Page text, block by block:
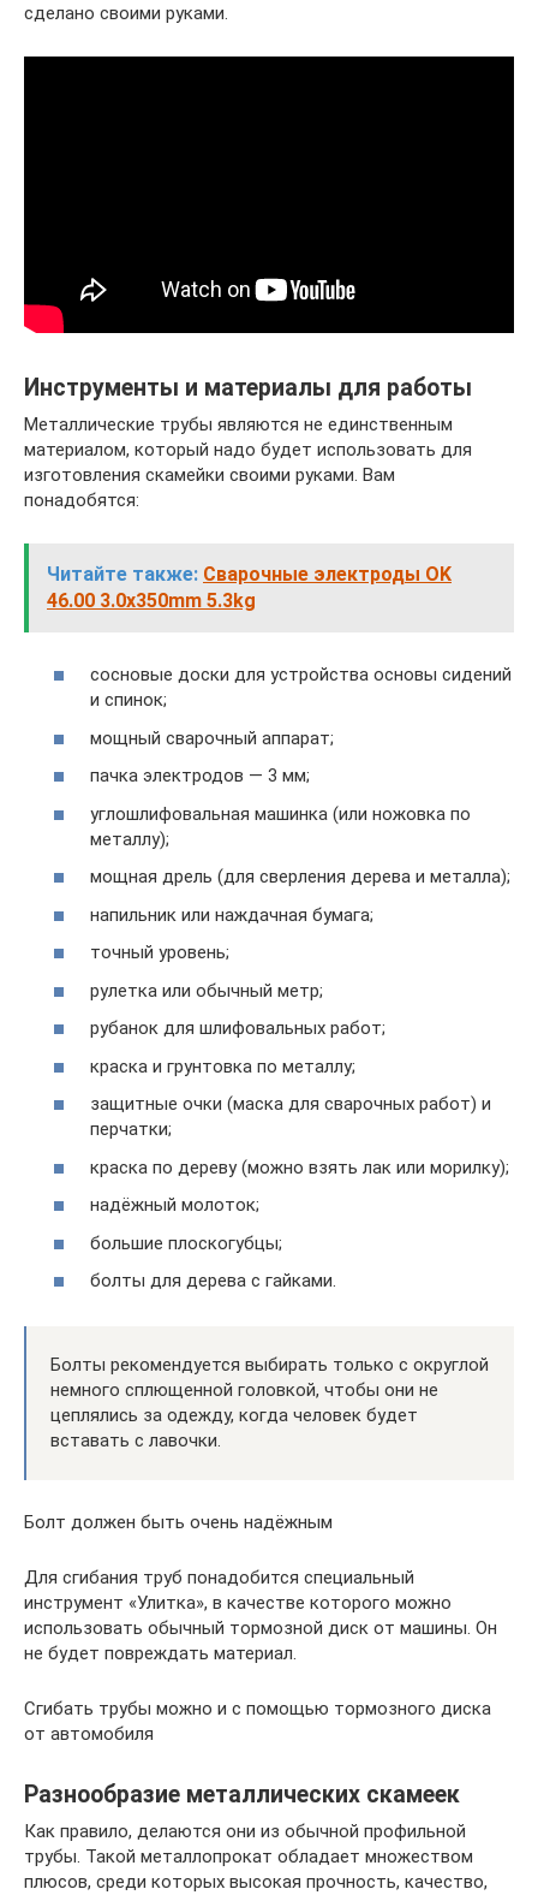
сделано своими руками.
Инструменты и материалы для работы
Металлические трубы являются не единственным
материалом, который надо будет использовать для
изготовления скамейки своими руками. Вам
понадобятся:
Читайте также: Сварочные электроды OK
46.00 3.0x350mm 5.3kg
сосновые доски для устройства основы сидений
и спинок;
мощный сварочный аппарат;
пачка электродов — 3 мм;
углошлифовальная машинка (или ножовка по
металлу);
мощная дрель (для сверления дерева и металла);
напильник или наждачная бумага;
точный уровень;
рулетка или обычный метр;
рубанок для шлифовальных работ;
краска и грунтовка по металлу;
защитные очки (маска для сварочных работ) и
перчатки;
краска по дереву (можно взять лак или морилку);
надёжный молоток;
большие плоскогубцы;
болты для дерева с гайками.
Болты рекомендуется выбирать только с округлой
немного сплющенной головкой, чтобы они не
цеплялись за одежду, когда человек будет
вставать с лавочки.
Болт должен быть очень надёжным
Для сгибания труб понадобится специальный
инструмент «Улитка», в качестве которого можно
использовать обычный тормозной диск от машины. Он
не будет повреждать материал.
Сгибать трубы можно и с помощью тормозного диска
от автомобиля
Разнообразие металлических скамеек
Как правило, делаются они из обычной профильной
трубы. Такой металлопрокат обладает множеством
плюсов, среди которых высокая прочность, качество,